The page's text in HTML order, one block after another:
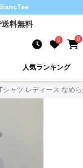
料無料
0 0
人気ランキング
シャツ レディース なめ